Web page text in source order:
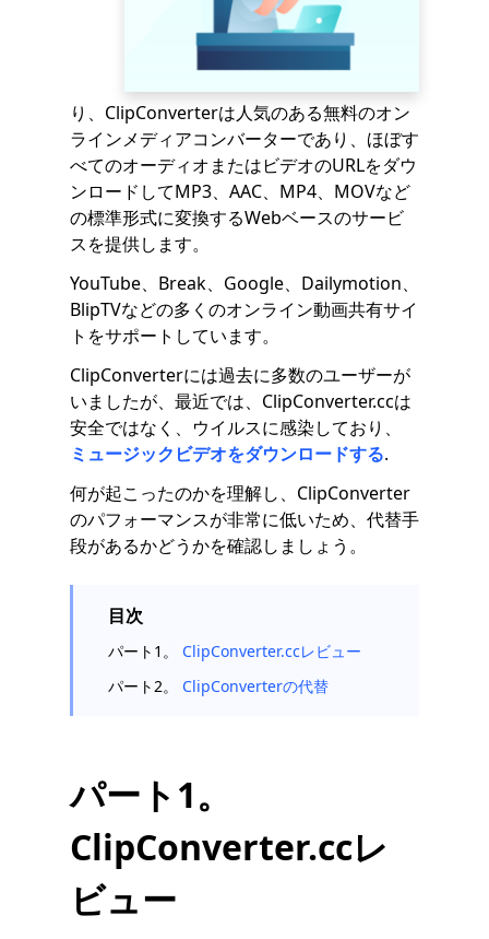
り、ClipConverterは人気のある無料のオン
ラインメディアコンバーターであり、ほぼす
べてのオーディオまたはビデオのURLをダウ
ンロードしてMP3、AAC、MP4、MOVなど
の標準形式に変換するWebベースのサービ
スを提供します。
YouTube、Break、Google、Dailymotion、
BlipTVなどの多くのオンライン動画共有サイ
トをサポートしています。
ClipConverterには過去に多数のユーザーが
いましたが、最近では、ClipConverter.ccは
安全ではなく、ウイルスに感染しており、
ミュージックビデオをダウンロードする.
何が起こったのかを理解し、ClipConverter
のパフォーマンスが非常に低いため、代替手
段があるかどうかを確認しましょう。
目次
パート1。 ClipConverter.ccレビュー
パート2。 ClipConverterの代替
パート1。
ClipConverter.ccレ
ビュー